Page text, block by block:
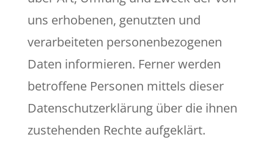
uns erhobenen, genutzten und
verarbeiteten personenbezogenen
Daten informieren. Ferner werden
betroffene Personen mittels dieser
Datenschutzerklärung über die ihnen
zustehenden Rechte aufgeklärt.